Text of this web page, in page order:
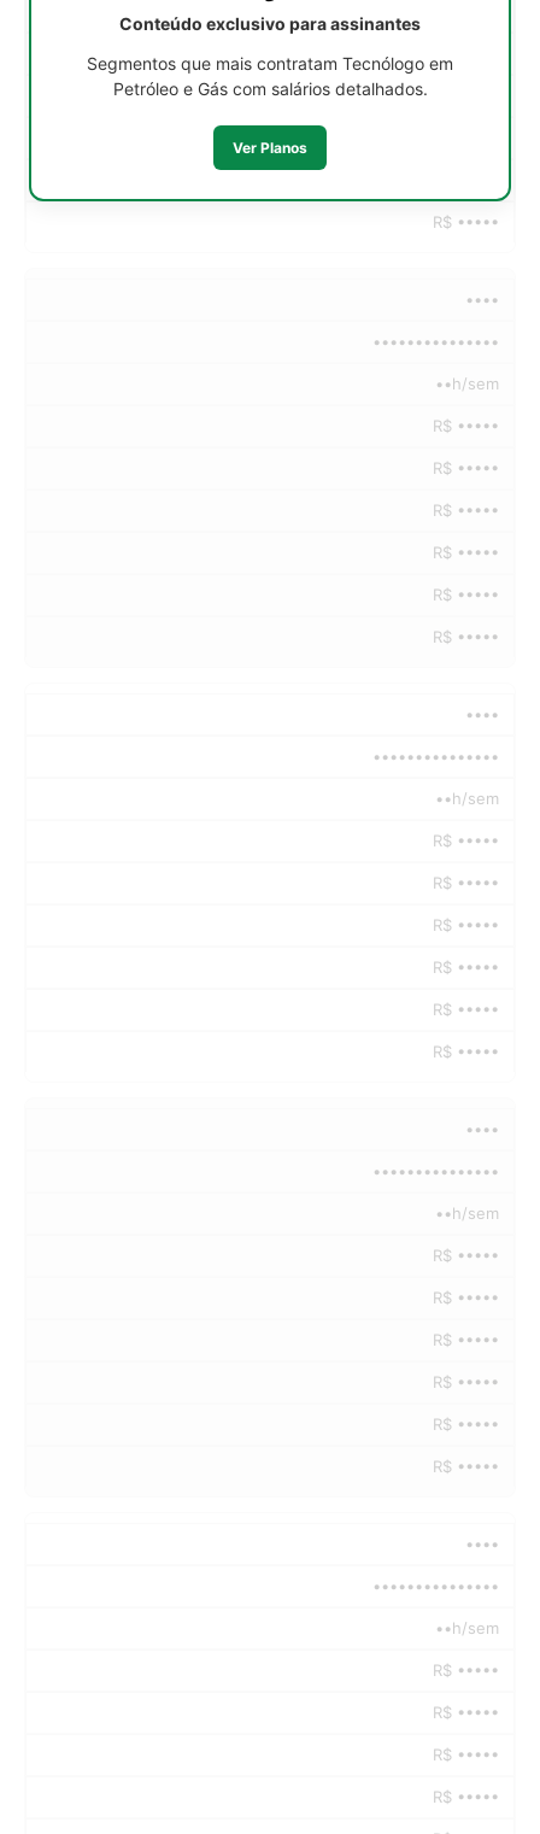
R$ •••••
••••
•••••••••••••••
••h/sem
R$ •••••
R$ •••••
R$ •••••
R$ •••••
R$ •••••
R$ •••••
••••
•••••••••••••••
••h/sem
R$ •••••
R$ •••••
R$ •••••
R$ •••••
R$ •••••
R$ •••••
••••
•••••••••••••••
••h/sem
R$ •••••
R$ •••••
R$ •••••
R$ •••••
R$ •••••
R$ •••••
••••
•••••••••••••••
••h/sem
R$ •••••
R$ •••••
R$ •••••
R$ •••••
Conteúdo exclusivo para assinantes
Segmentos que mais contratam Tecnólogo em
Petróleo e Gás com salários detalhados.
Ver Planos